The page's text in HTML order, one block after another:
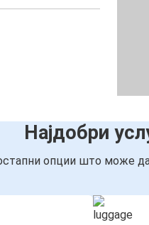
Најдобри
опции што може да